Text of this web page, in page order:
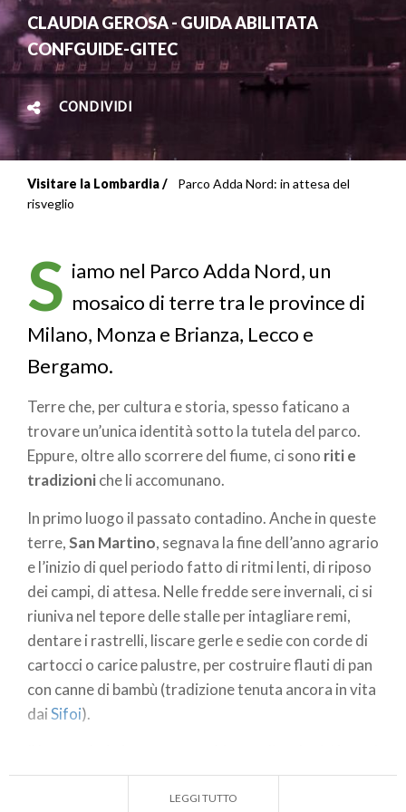
CLAUDIA GEROSA - GUIDA ABILITATA
CONFGUIDE-GITEC
CONDIVIDI
Briciole
pane
Visitare la Lombardia
Parco Adda Nord: in attesa del
risveglio
S iamo nel Parco Adda Nord, un
mosaico di terre tra le province di
Milano, Monza e Brianza, Lecco e
Bergamo.
Terre che, per cultura e storia, spesso faticano a
trovare un’unica identità sotto la tutela del parco.
Eppure, oltre allo scorrere del fiume, ci sono riti e
tradizioniche li accomunano.
In primo luogo il passato contadino. Anche in queste
terre,San Martino, segnava la fine dell’anno agrario
e l’inizio di quel periodo fatto di ritmi lenti, di riposo
dei campi, di attesa. Nelle fredde sere invernali, ci si
riuniva nel tepore delle stalle per intagliare remi,
dentare i rastrelli, liscare gerle e sedie con corde di
cartocci o carice palustre, per costruire flauti di pan
con canne di bambù (tradizione tenuta ancora in vita
daiSifoi).
alla luce(in terra bergamasca, Santa Lucia) e al
. Nei paesi del lecchese, come a
LEGGI TUTTO